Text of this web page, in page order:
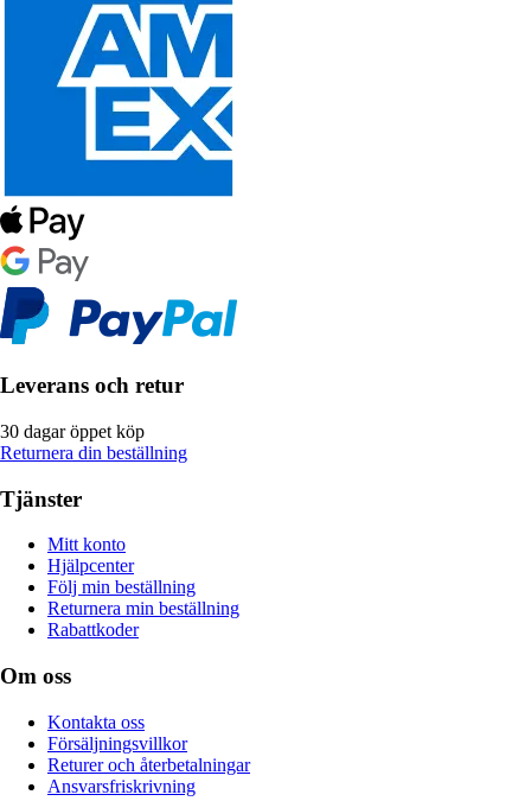
Leverans och retur
30 dagar öppet köp
Returnera din beställning
Tjänster
Mitt konto
Hjälpcenter
Följ min beställning
Returnera min beställning
Rabattkoder
Om oss
Kontakta oss
Försäljningsvillkor
Returer och återbetalningar
Ansvarsfriskrivning